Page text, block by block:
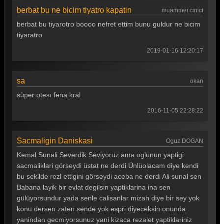
Güldür güldür 159. Bölüm
Güldür güldür 158. Bölüm
Güldür güldür 154. Bölüm
Güldür güldür 151. Bölüm
Güldür güldür 150. Bölüm
Güldür güldür 149. Bölüm
Güldür güldür 148. Bölüm
Güldür güldür 147. Bölüm
berbat bu ne bicim tiyatro kapatin muammer.cinici
berbat bu tiyarotro boooo nefret ettim bunu guldur ne bicim
tiyaratro
2019-01-16 12:20:17
sa okan
süper otesı fena kral
2016-11-05 22:28:22
Sacmaligin Daniskasi Oguz DOGAN
Kemal Sunali Severdik Seviyoruz ama oglunun yaptigi
sacmaliklari görseydi üstat ne derdi Ünlüolacam diye kendi
bu sekilde rezl ettigini görseydi aceba ne derdi Ali sunal sen
Babana layik bir evlat degilsin yaptiklarina ina sen
gülüyorsundur yada senle calisanlar mizah diye bir sey yok
konu dersen zaten sende yok espri diyeceksin onunda
yanindan gecmiyorsunuz yani kizaca rezalet yaptiklariniz